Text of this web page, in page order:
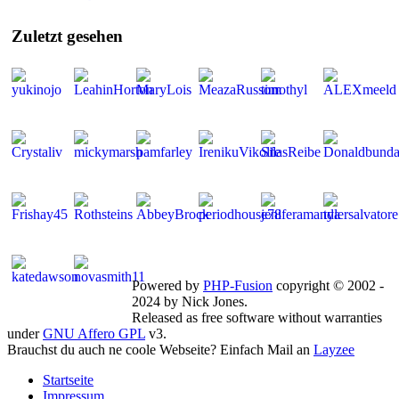
Zuletzt gesehen
Powered by PHP-Fusion copyright © 2002 -
2024 by Nick Jones.
Released as free software without warranties
underGNU Affero GPL v3.
Brauchst du auch ne coole Webseite? Einfach Mail an Layzee
Startseite
Impressum